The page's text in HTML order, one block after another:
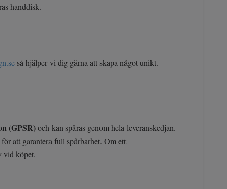
handdisk.
så hjälper vi dig gärna att skapa något unikt.
(GPSR)och kan spåras genom hela leveranskedjan.
att garantera full spårbarhet. Om ett
vid köpet.